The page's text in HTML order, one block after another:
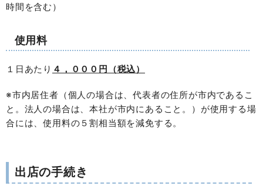
時間を含む）
使用料
１日あたり ４，０００円（税込）
※市内居住者（個人の場合は、代表者の住所が市内であるこ
と。法人の場合は、本社が市内にあること。）が使用する場
合には、使用料の５割相当額を減免する。
出店の手続き